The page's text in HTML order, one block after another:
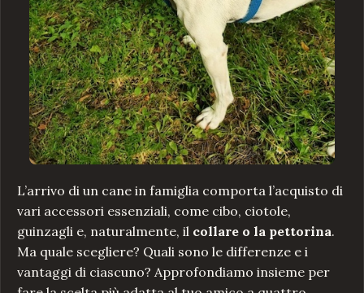
L’arrivo di un cane in famiglia comporta l’acquisto di
vari accessori essenziali, come cibo, ciotole,
guinzagli e, naturalmente, il collare o la pettorina.
Ma quale scegliere? Quali sono le differenze e i
vantaggi di ciascuno? Approfondiamo insieme per